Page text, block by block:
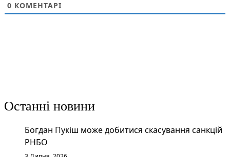
0 КОМЕНТАРІ
Останні новини
Богдан Пукіш може добитися скасування санкцій
РНБО